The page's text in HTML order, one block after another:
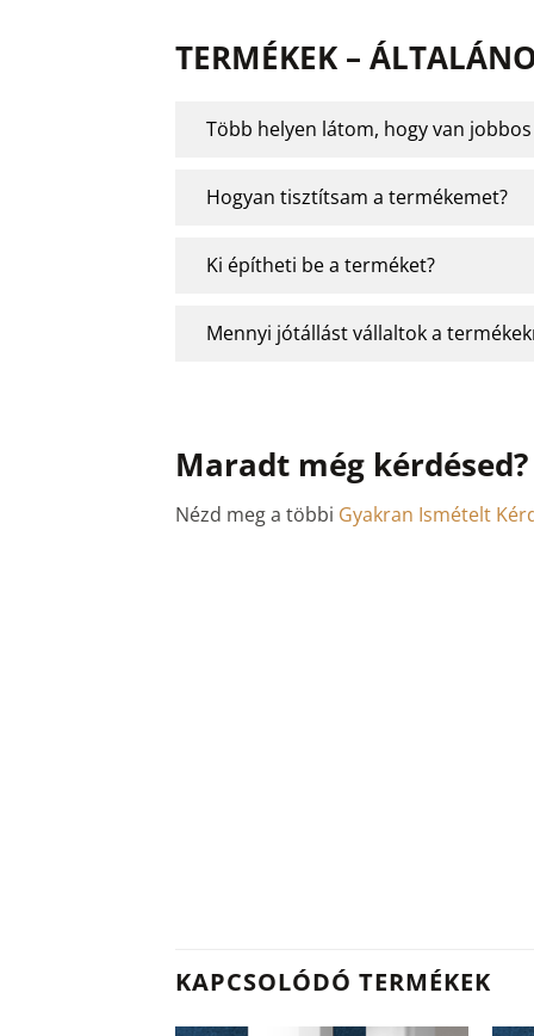
TERMÉKEK –
Több helyen látom, hogy van
Hogyan tisztítsam a termékemet?
Ki építheti be a terméket?
Mennyi jótállást vállaltok a
Maradt még kérdésed?
Nézd meg a többi Gyakran Ismételt
KAPCSOLÓDÓ TERMÉKEK